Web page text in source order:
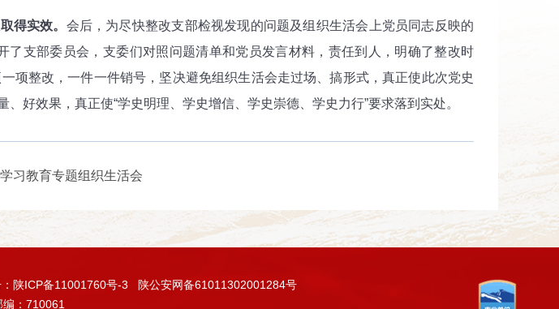
得实效。 会后，为尽快整改支部检视发现的问题及组织生活会上党员同志反映的
了支部委员会，支委们对照问题清单和党员发言材料，责任到人，明确了整改时
项整改，一件一件销号，坚决避免组织生活会走过场、搞形式，真正使此次党史
好效果，真正使“学史明理、学史增信、学史崇德、学史力行”要求落到实处。
习教育专题组织生活会
陕ICP备11001760号-3
陕公安网备61011302001284号
编：710061